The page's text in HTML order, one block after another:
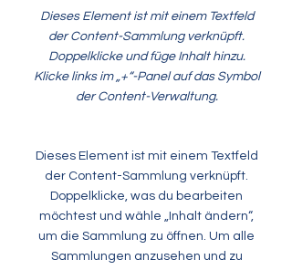
Dieses Element ist mit einem Textfeld
der Content-Sammlung verknüpft.
Doppelklicke und füge Inhalt hinzu.
Klicke links im „+“-Panel auf das Symbol
der Content-Verwaltung.
Dieses Element ist mit einem Textfeld
der Content-Sammlung verknüpft.
Doppelklicke, was du bearbeiten
möchtest und wähle „Inhalt ändern“,
um die Sammlung zu öffnen. Um alle
Sammlungen anzusehen und zu